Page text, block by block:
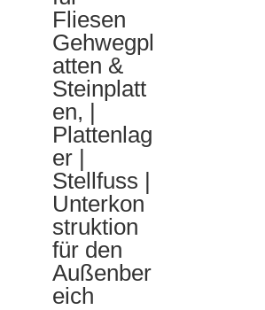
Fliesen
Gehwegpl
atten &
Steinplatt
en, |
Plattenlag
er |
Stellfuss |
Unterkon
struktion
für den
Außenber
eich